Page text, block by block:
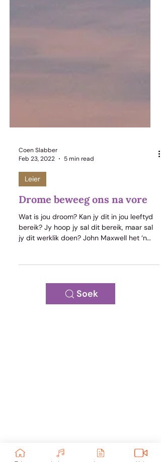
Coen Slabber
Feb 23, 2022
5 min read
Leier
bereik? Jy hoop jy sal dit bereik, maar sal
jy dit werklik doen? John Maxwell het ‘n
boek oor drome geskryf.